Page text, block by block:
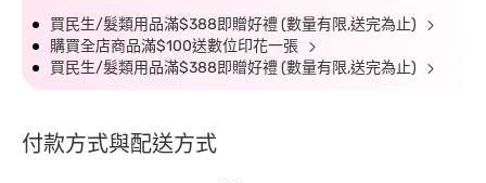
買民生/髮類用品滿$388即贈好禮 (數量有限,送完為止)
購買全店商品滿$100送數位印花一張
買民生/髮類用品滿$388即贈好禮 (數量有限,送完為止)
付款方式與配送方式